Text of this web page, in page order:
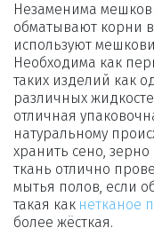
Незаменима
обматывают корни
используют
Необходима как
таких изделий как
различных
отличная
натуральному
хранить сено, зерно
ткань отлично
мытья полов, если
такая как нетканое
более жёсткая.